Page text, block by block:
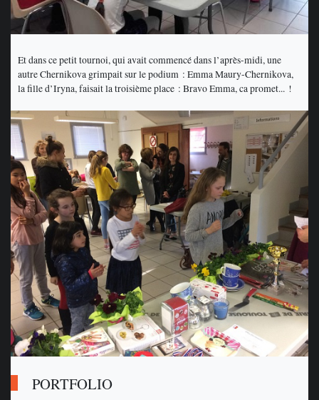
Et dans ce petit tournoi, qui avait commencé dans l’après-midi, une
autre Chernikova grimpait sur le podium : Emma Maury-Chernikova,
la fille d’Iryna, faisait la troisième place : Bravo Emma, ca promet... !
PORTFOLIO